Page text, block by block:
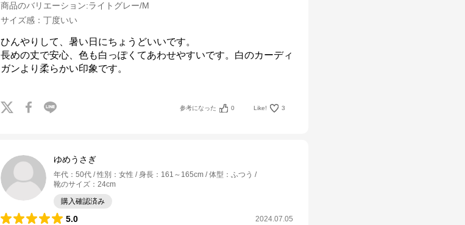
商品のバリエーション:ライトグレー/M
サイズ感 ： 丁度いい
ひんやりして、暑い日にちょうどいいです。
長めの丈で安心、色も白っぽくてあわせやすいです。白のカーディ
ガンより柔らかい印象です。
参考になった 0 Like! 3
ゆめうさぎ
年代 ： 50代 性別 ： 女性 身長 ： 161～165cm 体型 ： ふつう
靴のサイズ ： 24cm
購入確認済み
5.0 2024.07.05